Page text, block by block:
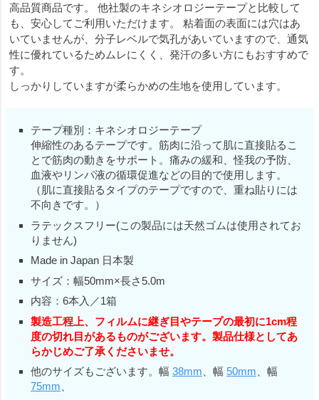
高品質商品です。 他社製のキネシオロジーテープと比較して
も、安心してご利用いただけます。 粘着面の表面には穴はあ
いていませんが、分子レベルで気孔があいていますので、通気
性に優れているためムレにくく、発汗の多い方にもおすすめで
す。
しっかりしていますが柔らかめの生地を使用しています。
テープ種別：キネシオロジーテープ
伸縮性のあるテープです。筋肉に沿って肌に直接貼るこ
とで筋肉の動きをサポート。痛みの緩和、怪我の予防、
血液やリンパ液の循環促進などの目的で使用します。
（肌に直接貼るタイプのテープですので、重ね貼りには
不向きです。）
ラテックスフリー(この製品には天然ゴムは使用されてお
りません)
Made in Japan 日本製
サイズ：幅50mm×長さ5.0m
内容：6本入／1箱
製造工程上、フィルムに継ぎ目やテープの最初に1cm程
度の切れ目があるものがございます。製品仕様としてあ
らかじめご了承くださいませ。
他のサイズもございます。幅 38mm 、幅 50mm 、幅
75mm